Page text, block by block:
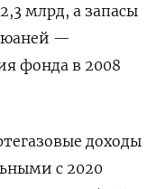
млрд, а запасы
юаней —
фонда в 2008
доходы
с 2020